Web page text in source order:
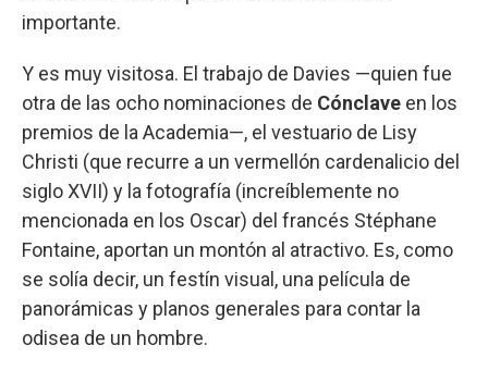
importante.
Y es muy visitosa. El trabajo de Davies —quien fue
otra de las ocho nominaciones de Cónclave en los
premios de la Academia—, el vestuario de Lisy
Christi (que recurre a un vermellón cardenalicio del
siglo XVII) y la fotografía (increíblemente no
mencionada en los Oscar) del francés Stéphane
Fontaine, aportan un montón al atractivo. Es, como
se solía decir, un festín visual, una película de
panorámicas y planos generales para contar la
odisea de un hombre.